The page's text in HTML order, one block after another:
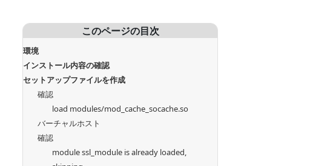
このページの目次
環境
インストール内容の確認
セットアップファイルを作成
確認
load modules/mod_cache_socache.so
バーチャルホスト
確認
module ssl_module is already loaded,